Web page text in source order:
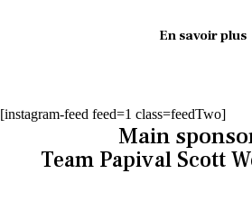
En savoir plus
[instagram-feed feed=1 class=feedTwo]
Main
Team Papival Scott